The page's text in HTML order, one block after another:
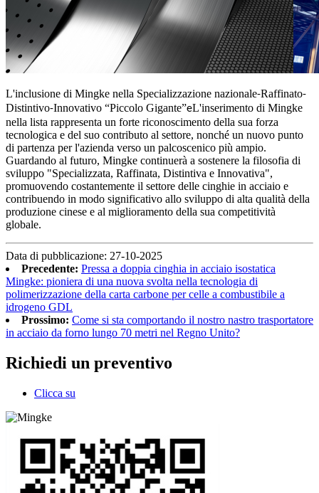
L'inclusione di Mingke nella Specializzazione nazionale-Raffinato-
Distintivo-Innovativo “Piccolo Gigante”eL'inserimento di Mingke
nella lista rappresenta un forte riconoscimento della sua forza
tecnologica e del suo contributo al settore, nonché un nuovo punto
di partenza per l'azienda verso un palcoscenico più ampio.
Guardando al futuro, Mingke continuerà a sostenere la filosofia di
sviluppo "Specializzata, Raffinata, Distintiva e Innovativa",
promuovendo costantemente il settore delle cinghie in acciaio e
contribuendo in modo significativo allo sviluppo di alta qualità della
produzione cinese e al miglioramento della sua competitività
globale.
Data di pubblicazione: 27-10-2025
Precedente: Pressa a doppia cinghia in acciaio isostatica
Mingke: pioniera di una nuova svolta nella tecnologia di
polimerizzazione della carta carbone per celle a combustibile a
idrogeno GDL
Prossimo: Come si sta comportando il nostro nastro trasportatore
in acciaio da forno lungo 70 metri nel Regno Unito?
Richiedi un preventivo
Clicca su